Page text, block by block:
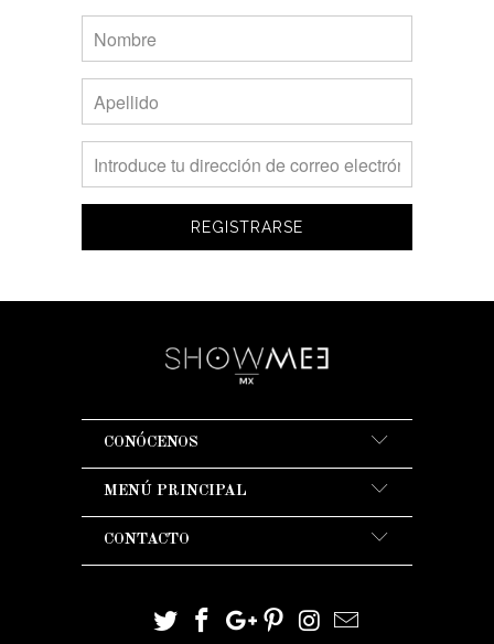
CONÓCENOS
MENÚ PRINCIPAL
CONTACTO